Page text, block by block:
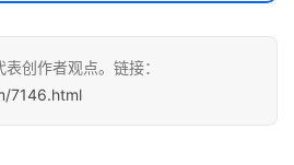
创作者观点。链接：
7146.html